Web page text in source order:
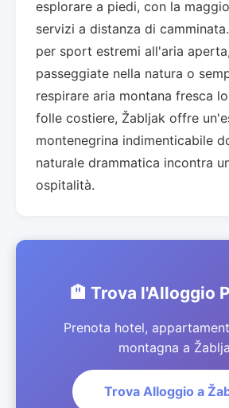
esplorare a piedi, con la
servizi a distanza di
per sport estremi all'aria
passeggiate nella natura o
respirare aria montana fresca
folle costiere, Žabljak offre
montenegrina indimenticabile
naturale drammatica incontra
ospitalità.
🏨 Trova l'Alloggio
Prenota hotel,
montagna a
Trova Alloggio a